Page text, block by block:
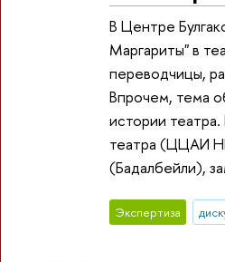
В Центре
Маргариты" в
переводчицы,
Впрочем, тема
истории
театра (ЦЦАИ
(Бадалбейли),
Экспертиза